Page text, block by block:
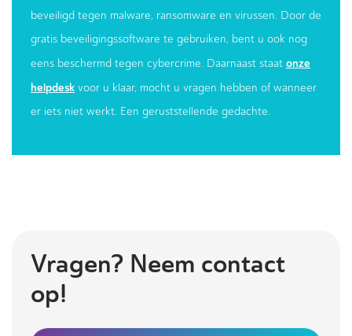
beveiligd tegen malware, ransomware en virussen. Door de
gratis beveiligingssoftware te gebruiken, bent u ook nog
eens beschermd tegen cybercrime. Daarnaast staat onze
helpdesk voor u klaar, mocht u vragen hebben of wanneer
er iets niet werkt. Een geruststellende gedachte.
Vragen? Neem contact
op!